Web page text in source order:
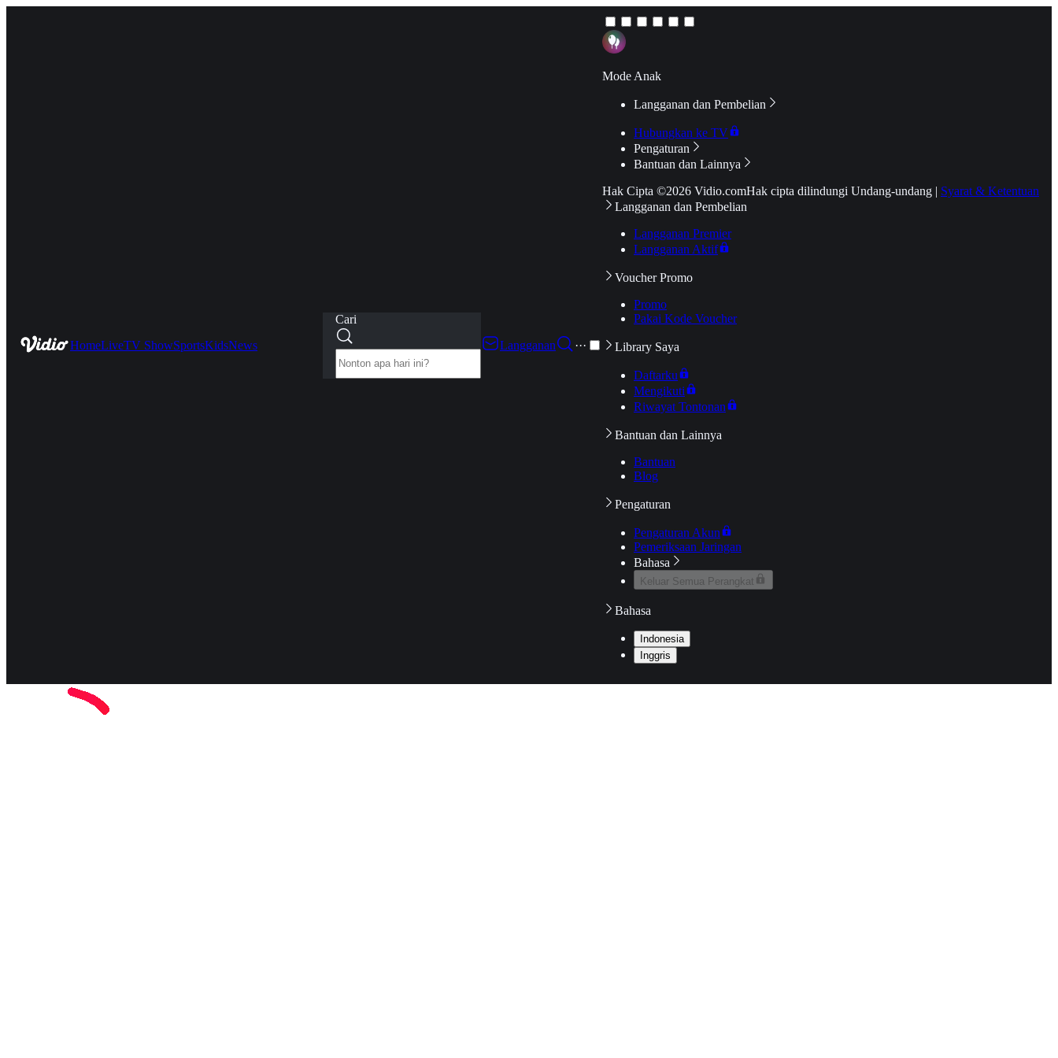
HomeLiveTV ShowSportsKidsNews
Cari
Langganan
···
Mode Anak
Langganan dan Pembelian
Hubungkan ke TV
Pengaturan
Bantuan dan Lainnya
Hak Cipta ©2026 Vidio.comHak cipta dilindungi Undang-undang | Syarat & Ketentuan
Langganan dan Pembelian
Langganan Premier
Langganan Aktif
Voucher Promo
Promo
Pakai Kode Voucher
Library Saya
Daftarku
Mengikuti
Riwayat Tontonan
Bantuan dan Lainnya
Bantuan
Blog
Pengaturan
Pengaturan Akun
Pemeriksaan Jaringan
Bahasa
Keluar Semua Perangkat
Bahasa
Indonesia
Inggris